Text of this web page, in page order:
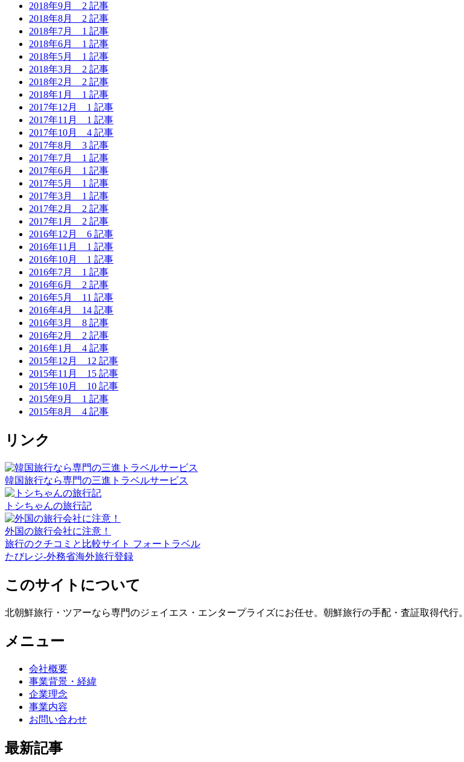
2018年9月 2 記事
2018年8月 2 記事
2018年7月 1 記事
2018年6月 1 記事
2018年5月 1 記事
2018年3月 2 記事
2018年2月 2 記事
2018年1月 1 記事
2017年12月 1 記事
2017年11月 1 記事
2017年10月 4 記事
2017年8月 3 記事
2017年7月 1 記事
2017年6月 1 記事
2017年5月 1 記事
2017年3月 1 記事
2017年2月 2 記事
2017年1月 2 記事
2016年12月 6 記事
2016年11月 1 記事
2016年10月 1 記事
2016年7月 1 記事
2016年6月 2 記事
2016年5月 11 記事
2016年4月 14 記事
2016年3月 8 記事
2016年2月 2 記事
2016年1月 4 記事
2015年12月 12 記事
2015年11月 15 記事
2015年10月 10 記事
2015年9月 1 記事
2015年8月 4 記事
リンク
韓国旅行なら専門の三進トラベルサービス
トシちゃんの旅行記
外国の旅行会社に注意！
旅行のクチコミと比較サイト フォートラベル
たびレジ-外務省海外旅行登録
このサイトについて
北朝鮮旅行・ツアーなら専門のジェイエス・エンタープライズにお任せ。朝鮮旅行の手配・査証取得代行。
メニュー
会社概要
事業背景・経緯
企業理念
事業内容
お問い合わせ
最新記事